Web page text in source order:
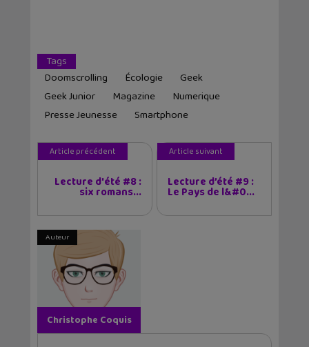
Tags
Doomscrolling
Écologie
Geek
Geek Junior
Magazine
Numerique
Presse Jeunesse
Smartphone
Article précédent
Lecture d'été #8 :
six romans...
Article suivant
Lecture d’été #9 :
Le Pays de l&#0...
Auteur
Christophe Coquis